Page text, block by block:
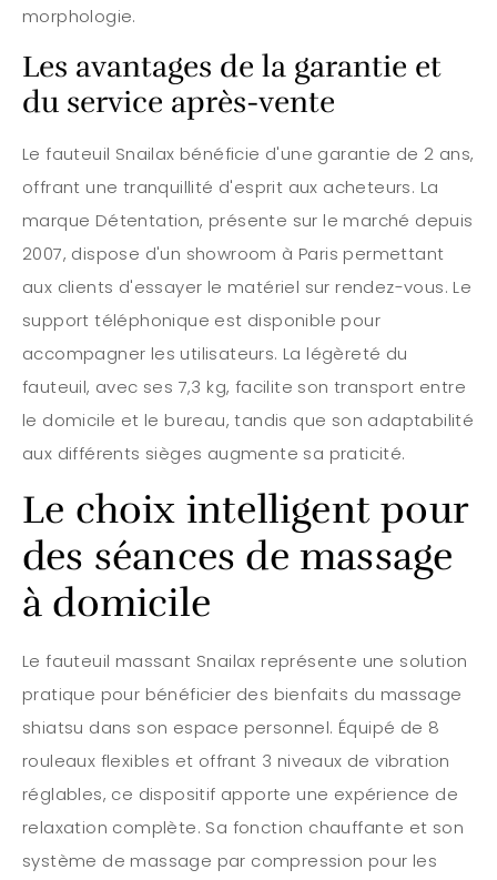
morphologie.
Les avantages de la garantie et
du service après-vente
Le fauteuil Snailax bénéficie d'une garantie de 2 ans,
offrant une tranquillité d'esprit aux acheteurs. La
marque Détentation, présente sur le marché depuis
2007, dispose d'un showroom à Paris permettant
aux clients d'essayer le matériel sur rendez-vous. Le
support téléphonique est disponible pour
accompagner les utilisateurs. La légèreté du
fauteuil, avec ses 7,3 kg, facilite son transport entre
le domicile et le bureau, tandis que son adaptabilité
aux différents sièges augmente sa praticité.
Le choix intelligent pour
des séances de massage
à domicile
Le fauteuil massant Snailax représente une solution
pratique pour bénéficier des bienfaits du massage
shiatsu dans son espace personnel. Équipé de 8
rouleaux flexibles et offrant 3 niveaux de vibration
réglables, ce dispositif apporte une expérience de
relaxation complète. Sa fonction chauffante et son
système de massage par compression pour les